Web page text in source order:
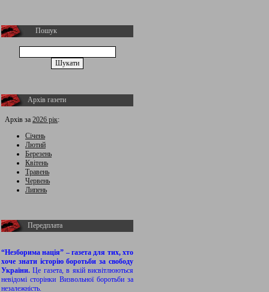
Пошук
Архів газети
Архів за 2026 рік:
Січень
Лютий
Березень
Квітень
Травень
Червень
Липень
Передплата
“Незборима нація” – газета для тих, хто
хоче знати історію боротьби за свободу
України.Це газета, в якій висвітлюються
невідомі сторінки Визвольної боротьби за
незалежність.